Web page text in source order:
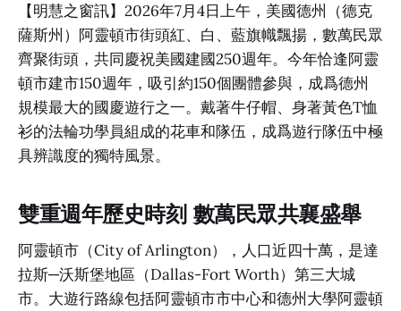
【明慧之窗訊】2026年7月4日上午，美國德州（德克
薩斯州）阿靈頓市街頭紅、白、藍旗幟飄揚，數萬民眾
齊聚街頭，共同慶祝美國建國250週年。今年恰逢阿靈
頓市建市150週年，吸引約150個團體參與，成爲德州
規模最大的國慶遊行之一。戴著牛仔帽、身著黃色T恤
衫的法輪功學員組成的花車和隊伍，成爲遊行隊伍中極
具辨識度的獨特風景。
雙重週年歷史時刻 數萬民眾共襄盛舉
阿靈頓市（City of Arlington），人口近四十萬，是達
拉斯─沃斯堡地區（Dallas-Fort Worth）第三大城
市。大遊行路線包括阿靈頓市市中心和德州大學阿靈頓